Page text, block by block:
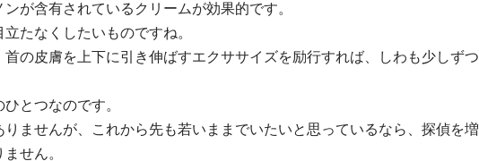
が含有されているクリームが効果的です。
たなくしたいものですね。
首の皮膚を上下に引き伸ばすエクササイズを励行すれば、しわも少しずつ
とつなのです。
ませんが、これから先も若いままでいたいと思っているなら、探偵を増
せん。